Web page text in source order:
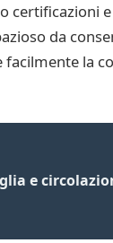
certificazioni
da
la
e